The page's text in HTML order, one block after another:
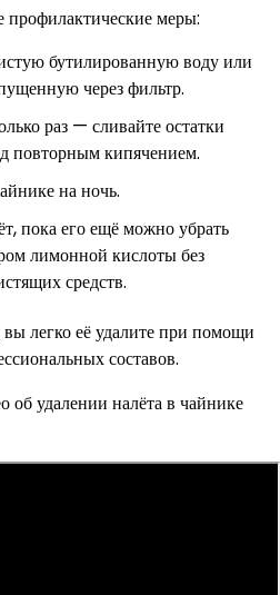
меры:
бутилированную воду или
через фильтр.
раз — сливайте остатки
повторным кипячением.
на ночь.
пока его ещё можно убрать
лимонной кислоты без
средств.
легко её удалите при помощи
составов.
об удалении налёта в чайнике